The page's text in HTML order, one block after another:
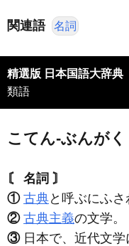
関連語 名詞
精選版 日本国語大辞典
類語
こてん‐ぶんがく
〘 名詞 〙
① 古典と呼ぶにふさ
② 古典主義の文学。
③日本で、近代文学